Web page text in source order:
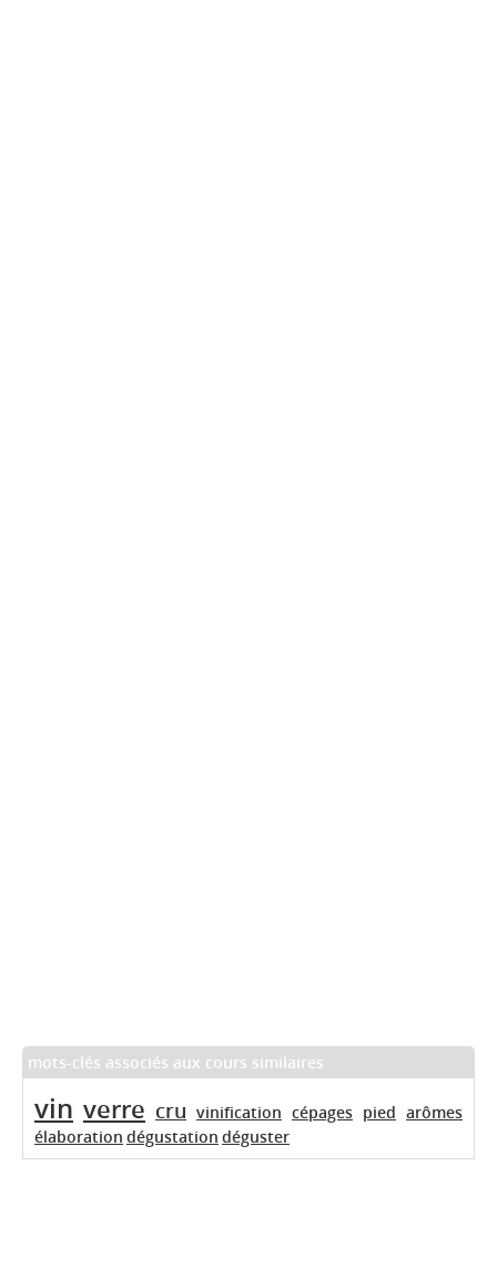
mots-clés associés aux cours similaires
vin verre cru vinification cépages pied arômes
élaboration dégustation déguster